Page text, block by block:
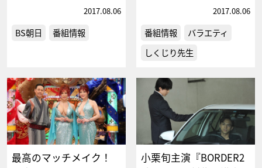
2017.08.06
BS朝日 番組情報
2017.08.06
番組情報
バラエティ
しくじり先生
最高のマッチメイク！
小栗旬主演『BORDER2